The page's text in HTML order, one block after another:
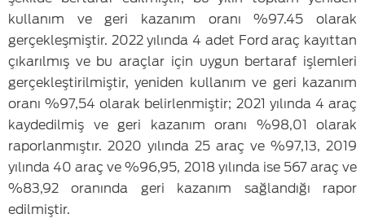
kullanım ve geri kazanım oranı %97.45 olarak
gerçekleşmiştir. 2022 yılında 4 adet Ford araç kayıttan
çıkarılmış ve bu araçlar için uygun bertaraf işlemleri
gerçekleştirilmiştir, yeniden kullanım ve geri kazanım
oranı %97,54 olarak belirlenmiştir; 2021 yılında 4 araç
kaydedilmiş ve geri kazanım oranı %98,01 olarak
raporlanmıştır. 2020 yılında 25 araç ve %97,13, 2019
yılında 40 araç ve %96,95, 2018 yılında ise 567 araç ve
%83,92 oranında geri kazanım sağlandığı rapor
edilmiştir.